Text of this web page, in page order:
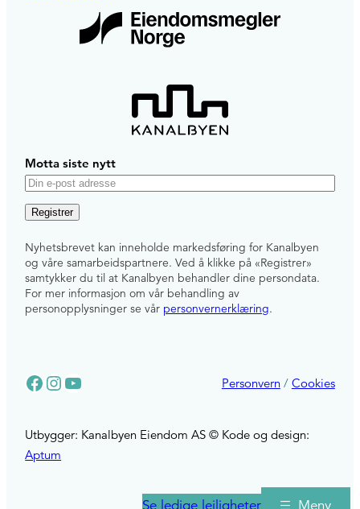
Se ledige leiligheter
Motta siste nytt
E
-
o
s
t
Nyhetsbrevet kan inneholde markedsføring for Kanalbyen
og våre samarbeidspartnere. Ved å klikke på «Registrer»
samtykker du til at Kanalbyen behandler dine persondata.
For mer informasjon om vår behandling av
personopplysninger se vår personvernerklæring.
Facebook
Instagram
YouTube Personvern/ Cookies
Utbygger: Kanalbyen Eiendom AS © Kode og design:
Aptum